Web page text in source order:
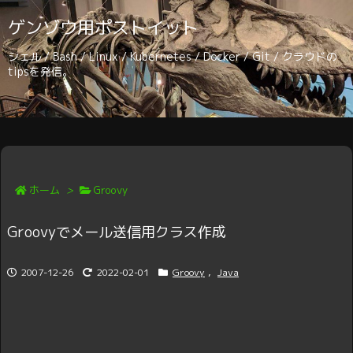
ゲンゾウ用ポストイット
シェル / Bash / Linux / Kubernetes / Docker / Git / クラウドの
tipsを発信。
ホーム > Groovy
Groovyでメール送信用クラス作成
2007-12-26 2022-02-01 Groovy , Java